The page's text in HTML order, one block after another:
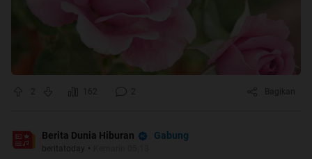
2 162 2 Bagikan
Berita Dunia Hiburan Gabung
beritatoday •